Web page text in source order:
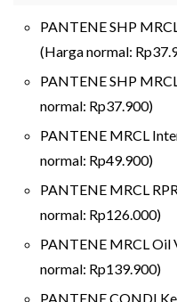
PANTENE SHP
(Harga normal:
PANTENE SHP
normal: Rp37.900)
PANTENE MRCL
normal: Rp49.900)
PANTENE MRCL
normal: Rp126.000)
PANTENE MRCL Oil
normal: Rp139.900)
PANTENE CONDI